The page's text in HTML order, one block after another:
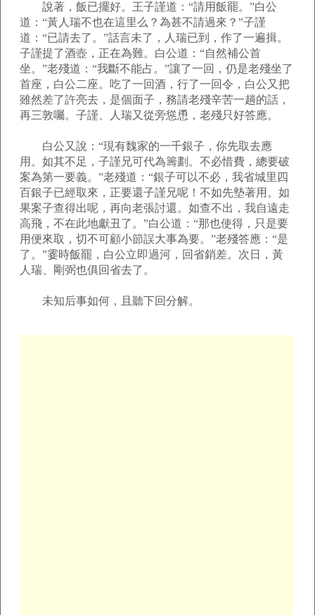
說著，飯已擺好。王子謹道：“請用飯罷。”白公
道：“黃人瑞不也在這里么？為甚不請過來？”子謹
道：“已請去了。”話言未了，人瑞已到，作了一遍揖。
子謹提了酒壺，正在為難。白公道：“自然補公首
坐。”老殘道：“我斷不能占。”讓了一回，仍是老殘坐了
首座，白公二座。吃了一回酒，行了一回令，白公又把
雖然差了許亮去，是個面子，務請老殘辛苦一趟的話，
再三敦囑。子謹、人瑞又從旁慫恿，老殘只好答應。
白公又說：“現有魏家的一千銀子，你先取去應
用。如其不足，子謹兄可代為籌劃。不必惜費，總要破
案為第一要義。”老殘道：“銀子可以不必，我省城里四
百銀子已經取來，正要還子謹兄呢！不如先墊著用。如
果案子查得出呢，再向老張討還。如查不出，我自遠走
高飛，不在此地獻丑了。”白公道：“那也使得，只是要
用便來取，切不可顧小節誤大事為要。”老殘答應：“是
了。”霎時飯罷，白公立即過河，回省銷差。次日，黃
人瑞、剛弼也俱回省去了。
未知后事如何，且聽下回分解。